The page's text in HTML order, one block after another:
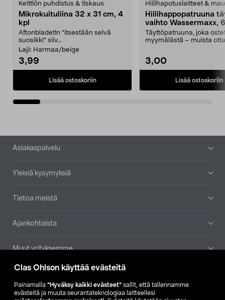
Clas Ohlson käyttää evästeitä
Painamalla ”Hyväksy kaikki evästeet” sallit, että tallennamme
evästeitä ja muuta seurantateknologiaa laitteellesi
Keittiön puhdistus & tiskaus
Mikrokuituliina 32 x 31 cm, 4
kpl
Aftonbladetin "itsestään selvä
suosikki" siiv...
Laji: Harmaa/beige
3,99
Lisää ostoskoriin
Hiilihapotuslaitteet &
Hiilihappopatruuna
vaihto Wassermaxx,
Täyttöpatruuna, joka
myymälästä – muista
3,00
Lisää ostoskoriin
Alatunniste
Asiakaspalvelu
Yleisiä kysymyksiä
Tietoa meistä
Ajankohtaista
Muut yrityksemme
Etsi myymälä
SE NO FI